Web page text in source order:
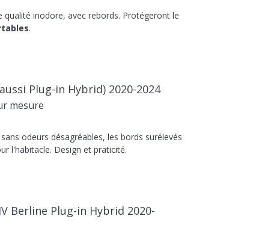
inodore, avec rebords. Protégeront le
.
Plug-in Hybrid) 2020-2024
mesure
odeurs désagréables, les bords surélevés
l'habitacle. Design et praticité.
Berline Plug-in Hybrid 2020-